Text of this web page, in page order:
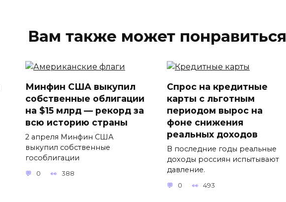
Вам также может понравиться
Минфин США выкупил
собственные облигации
на $15 млрд — рекорд за
всю историю страны
2 апреля Минфин США
выкупил собственные
гособлигации
0 388
Спрос на кредитные
карты с льготным
периодом вырос на
фоне снижения
реальных доходов
В последние годы реальные
доходы россиян испытывают
давление.
0 493